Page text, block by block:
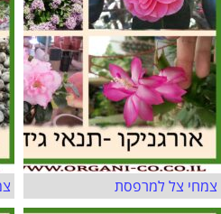
צמחי צל למרפסת